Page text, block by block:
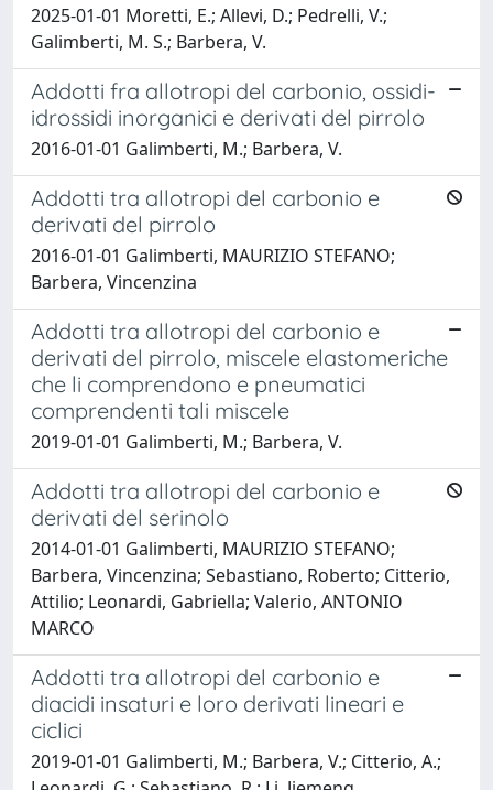
2025-01-01 Moretti, E.; Allevi, D.; Pedrelli, V.;
Galimberti, M. S.; Barbera, V.
Addotti fra allotropi del carbonio, ossidi-
idrossidi inorganici e derivati del pirrolo
2016-01-01 Galimberti, M.; Barbera, V.
Addotti tra allotropi del carbonio e
derivati del pirrolo
2016-01-01 Galimberti, MAURIZIO STEFANO;
Barbera, Vincenzina
Addotti tra allotropi del carbonio e
derivati del pirrolo, miscele elastomeriche
che li comprendono e pneumatici
comprendenti tali miscele
2019-01-01 Galimberti, M.; Barbera, V.
Addotti tra allotropi del carbonio e
derivati del serinolo
2014-01-01 Galimberti, MAURIZIO STEFANO;
Barbera, Vincenzina; Sebastiano, Roberto; Citterio,
Attilio; Leonardi, Gabriella; Valerio, ANTONIO
MARCO
Addotti tra allotropi del carbonio e
diacidi insaturi e loro derivati lineari e
ciclici
2019-01-01 Galimberti, M.; Barbera, V.; Citterio, A.;